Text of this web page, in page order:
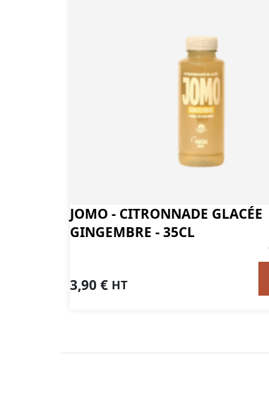
JOMO - CITRONNADE GLACÉE
GINGEMBRE - 35CL
3,90€ HT